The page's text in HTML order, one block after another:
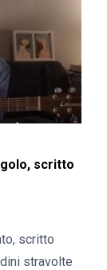
scritto
scritto
stravolte